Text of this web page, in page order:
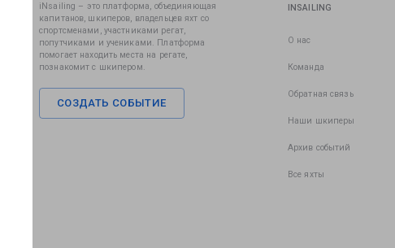
iNsailing – это платформа, объединяющая
капитанов, шкиперов, владельцев яхт со
спортсменами, участниками регат,
попутчиками и учениками. Платформа
помогает находить места на регате,
познакомит с шкипером.
СОЗДАТЬ СОБЫТИЕ
INSAILING
О нас
Команда
Обратная связь
Наши шкиперы
Архив событий
Все яхты